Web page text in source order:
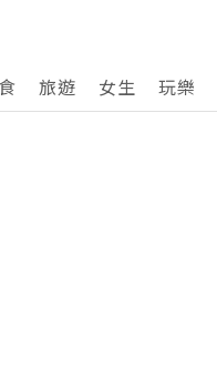
旅遊 女生 玩樂